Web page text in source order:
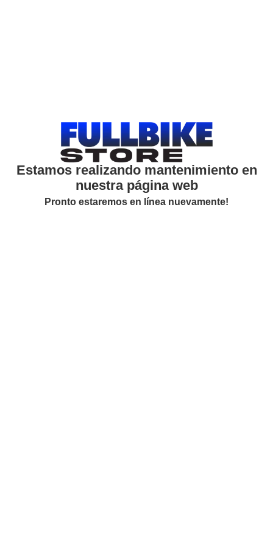
Estamos realizando mantenimiento en
nuestra página web
Pronto estaremos en línea nuevamente!